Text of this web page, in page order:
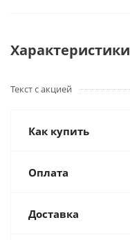
Характеристики
Текст с акцией
Как купить
Оплата
Доставка